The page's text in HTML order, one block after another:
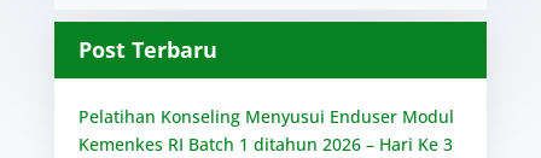
Post Terbaru
Pelatihan Konseling Menyusui Enduser Modul
Kemenkes RI Batch 1 ditahun 2026 – Hari Ke 3